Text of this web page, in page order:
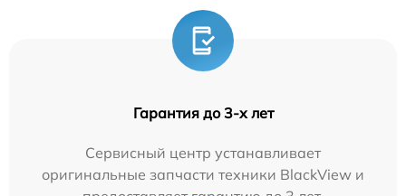
Гарантия до 3-х лет
Сервисный центр устанавливает
оригинальные запчасти техники BlackView и